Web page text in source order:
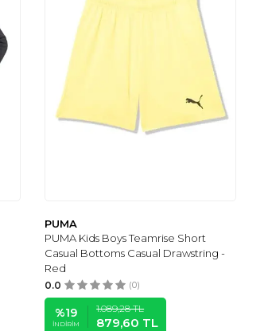
PUMA
PUMA Kids Boys Teamrise Short
Casual Bottoms Casual Drawstring -
Red
0.0 (0)
%19
İNDIRIM
1.089,28TL
879,60 TL